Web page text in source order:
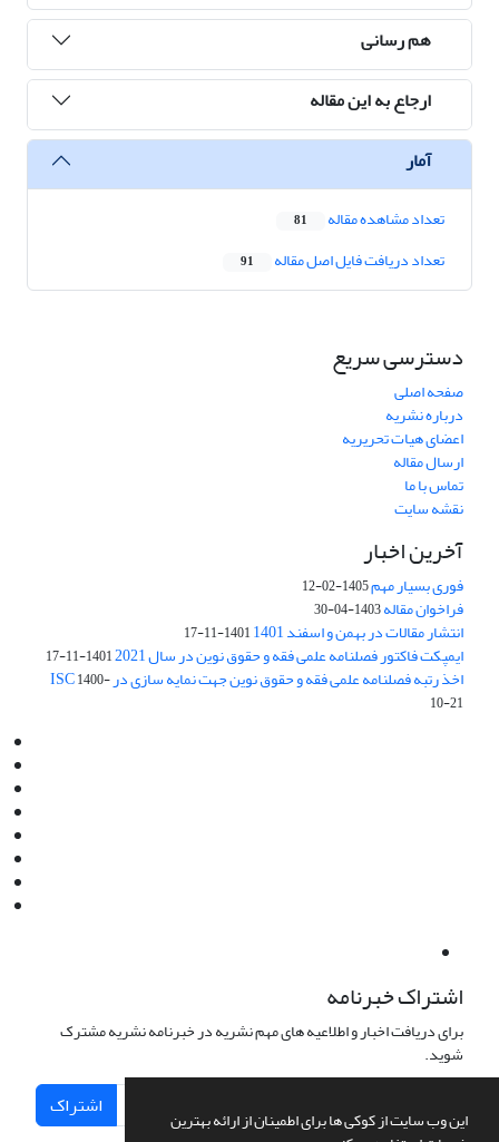
این وب سایت از کوکی ها برای اطمینان از ارائه بهترین
هم رسانی
ارجاع به این مقاله
آمار
تعداد مشاهده مقاله 81
تعداد دریافت فایل اصل مقاله 91
دسترسی سریع
صفحه اصلی
درباره نشریه
اعضای هیات تحریریه
ارسال مقاله
تماس با ما
نقشه سایت
آخرین اخبار
فوری بسیار مهم1405-02-12
فراخوان مقاله1403-04-30
انتشار مقالات در بهمن و اسفند 1401 1401-11-17
ایمپکت فاکتور فصلنامه علمی فقه و حقوق نوین در سال 2021 1401-11-17
اخذ رتبه فصلنامه علمی فقه و حقوق نوین جهت نمایه سازی در ISC1400-
10-21
اشتراک خبرنامه
برای دریافت اخبار و اطلاعیه های مهم نشریه در خبرنامه نشریه مشترک
شوید.
اشتراک